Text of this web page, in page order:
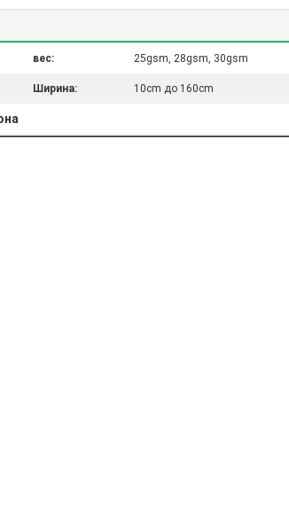
вес: 25gsm, 28gsm, 30gsm
Ширина: 10cm до 160cm